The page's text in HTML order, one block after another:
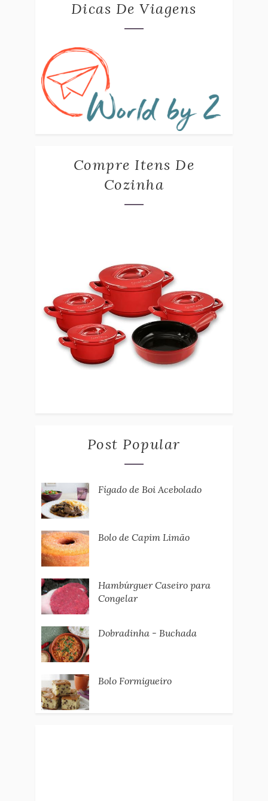
Dicas De Viagens
Compre Itens De
Cozinha
Post Popular
Fígado de Boi Acebolado
Bolo de Capim Limão
Hambúrguer Caseiro para
Congelar
Dobradinha - Buchada
Bolo Formigueiro